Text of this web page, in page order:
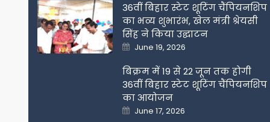
36वीं बिहार स्टेट शूटिंग चैंपियनशिप
का भव्य शुभारंभ, खेल मंत्री श्रेयसी
सिंह ने किया उद्घाटन
Posted
on
June 19, 2026
बिक्रम में 19 से 22 जून तक होगी
36वीं बिहार स्टेट शूटिंग चैंपियनशिप
का आयोजन
Posted
on
June 17, 2026